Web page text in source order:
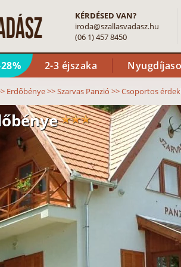
KÉRDÉSED VAN?
iroda@szallasvadasz.hu
(06 1) 457 8450
2-3 éjszaka
Erdőbénye>>Szarvas Panzió >>Csoportos